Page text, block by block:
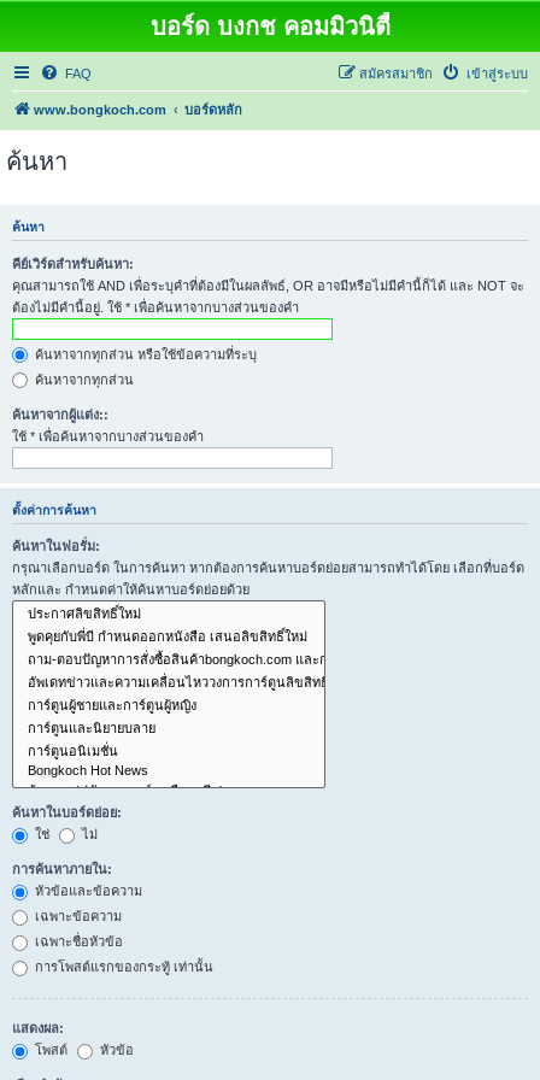
บอร์ด บงกช คอมมิวนิตี้
FAQ เข้าสู่ระบบ
สมัครสมาชิก
www.bongkoch.com บอร์ดหลัก
ค้นหา
ค้นหา
คีย์เวิร์ดสำหรับค้นหา:
คุณสามารถใช้ AND เพื่อระบุคำที่ต้องมีในผลลัพธ์, OR อาจมีหรือไม่มีคำนี้ก็ได้ และ NOT จะ
ต้องไม่มีคำนี้อยู่. ใช้ * เพื่อค้นหาจากบางส่วนของคำ
ค้นหาจากทุกส่วน หรือใช้ข้อความที่ระบุ
ค้นหาจากทุกส่วน
ค้นหาจากผู้แต่ง::
ใช้ * เพื่อค้นหาจากบางส่วนของคำ
ตั้งค่าการค้นหา
ค้นหาในฟอรั่ม:
กรุณาเลือกบอร์ด ในการค้นหา หากต้องการค้นหาบอร์ดย่อยสามารถทำได้โดย เลือกที่บอร์ด
หลักและ กำหนดค่าให้ค้นหาบอร์ดย่อยด้วย
ค้นหาในบอร์ดย่อย:
ใช่
ไม่
การค้นหาภายใน:
หัวข้อและข้อความ
เฉพาะข้อความ
เฉพาะชื่อหัวข้อ
การโพสต์แรกของกระทู้ เท่านั้น
แสดงผล:
โพสต์
หัวข้อ